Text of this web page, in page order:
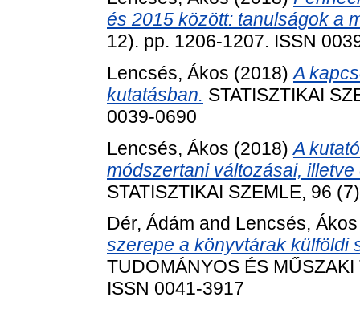
és 2015 között: tanulságok a
12). pp. 1206-1207. ISSN
Lencsés, Ákos (2018)A
kutatásban. STATISZTIKAI
0039-0690
Lencsés, Ákos (2018)A
módszertani változásai,
STATISZTIKAI SZEMLE, 96
Dér, Ádám and Lencsés, Ákos
szerepe a könyvtárak külföldi
TUDOMÁNYOS ÉS
ISSN 0041-3917